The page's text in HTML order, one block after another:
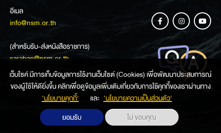
อีเมล
info@nsm.or.th
(สำหรับรับ-ส่งหนังสือราชการ)
saraban@nsm.or.th
ช่องทางการสอบถามข้อมูล
เว็บไซค์ มีการเก็บข้อมูลการใช้งานเว็บไซต์ (Cookies) เพื่อพัฒนาประสบการณ์
ของผู้ใช้ให้ดียิ่งขึ้น คลิกเพื่อดูข้อมูลเพิ่มเติมเกี่ยวกับการใช้คุกกี้ของเราผ่านทาง
‘นโยบายคุกกี้’
และ ‘นโยบายความเป็นส่วนตัว'
ยอมรับ
ไม่ ขอบคุณ